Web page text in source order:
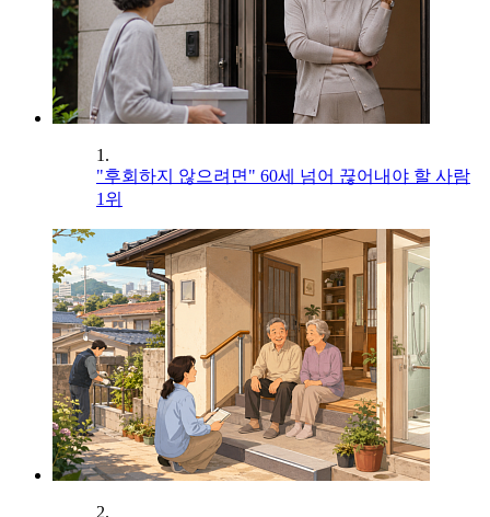
1.
"후회하지 않으려면" 60세 넘어 끊어내야 할 사람
1위
2.